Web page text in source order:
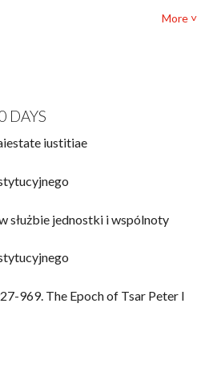
of History
More ˅
DAYS
iustitiae
służbie jednostki i wspólnoty
969. The Epoch of Tsar Peter I